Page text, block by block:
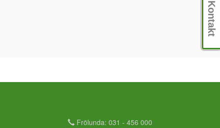
Frölunda: 031 - 456 000
Kontakt